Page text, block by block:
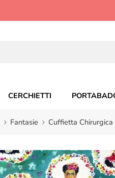
CERCHIETTI
Fantasie Cuffietta Chirurgica